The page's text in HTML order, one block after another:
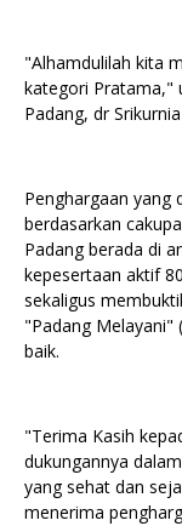
"Alhamdulilah kita
kategori Pratama,"
Padang, dr
Penghargaan yang
berdasarkan
Padang berada di
kepesertaan aktif
sekaligus
"Padang Melayani"
baik.
"Terima Kasih
dukungannya
yang sehat dan
menerima